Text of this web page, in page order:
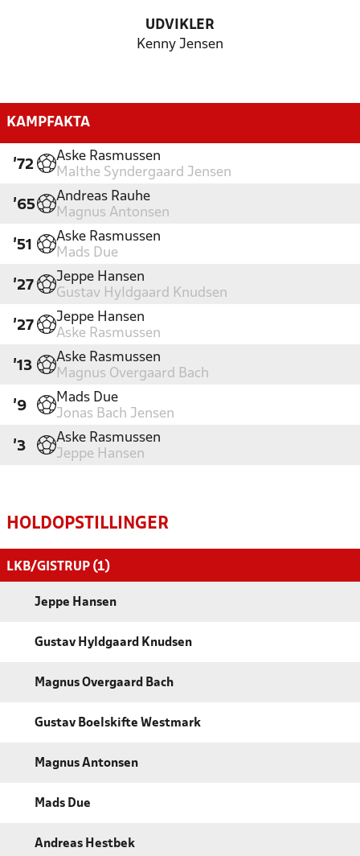
UDVIKLER
Kenny Jensen
KAMPFAKTA
'72
Aske Rasmussen
Malthe Syndergaard Jensen
'65
Andreas Rauhe
Magnus Antonsen
'51
Aske Rasmussen
Mads Due
'27
Jeppe Hansen
Gustav Hyldgaard Knudsen
'27
Jeppe Hansen
Aske Rasmussen
'13
Aske Rasmussen
Magnus Overgaard Bach
'9
Mads Due
Jonas Bach Jensen
'3
Aske Rasmussen
Jeppe Hansen
HOLDOPSTILLINGER
LKB/GISTRUP (1)
Jeppe Hansen
Gustav Hyldgaard Knudsen
Magnus Overgaard Bach
Gustav Boelskifte Westmark
Magnus Antonsen
Mads Due
Andreas Hestbek